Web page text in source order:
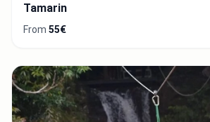
Tamarin
From 55€